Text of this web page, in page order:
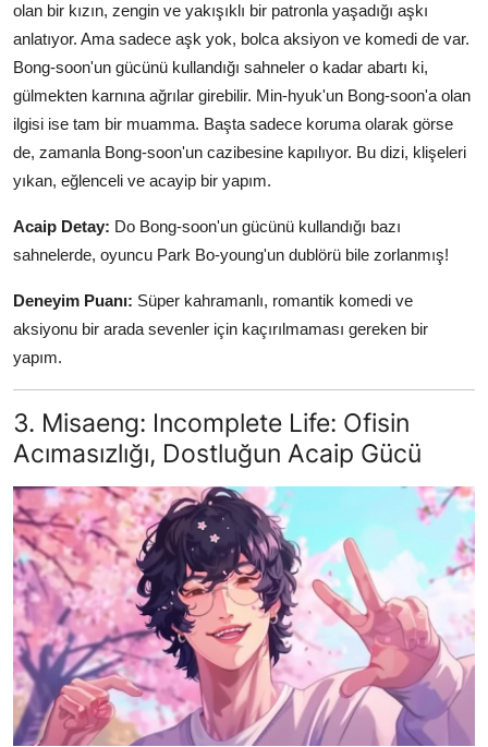
olan bir kızın, zengin ve yakışıklı bir patronla yaşadığı aşkı
anlatıyor. Ama sadece aşk yok, bolca aksiyon ve komedi de var.
Bong-soon'un gücünü kullandığı sahneler o kadar abartı ki,
gülmekten karnına ağrılar girebilir. Min-hyuk'un Bong-soon'a olan
ilgisi ise tam bir muamma. Başta sadece koruma olarak görse
de, zamanla Bong-soon'un cazibesine kapılıyor. Bu dizi, klişeleri
yıkan, eğlenceli ve acayip bir yapım.
Acaip Detay: Do Bong-soon'un gücünü kullandığı bazı
sahnelerde, oyuncu Park Bo-young'un dublörü bile zorlanmış!
Deneyim Puanı: Süper kahramanlı, romantik komedi ve
aksiyonu bir arada sevenler için kaçırılmaması gereken bir
yapım.
3. Misaeng: Incomplete Life: Ofisin
Acımasızlığı, Dostluğun Acaip Gücü